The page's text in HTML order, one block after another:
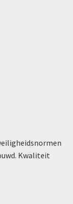
Kwaliteit